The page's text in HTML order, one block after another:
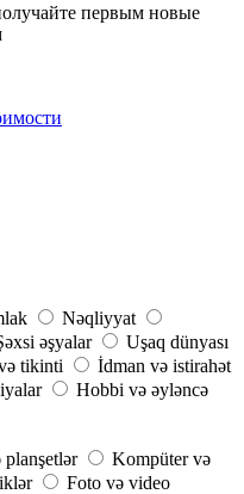
первым новые
Nəqliyyat
əşyalar
Uşaq dünyası
tikinti
İdman və istirahət
Hobbi və əyləncə
Kompüter və
Foto və video